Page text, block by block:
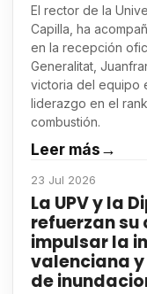
El rector de la
Capilla, ha
en la recepción
Generalitat,
victoria del equipo
liderazgo en el
combustión.
Leer más→
23 Jul 2026
La UPV y la
refuerzan
impulsar la
valenciana
de